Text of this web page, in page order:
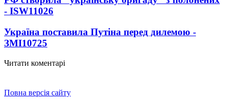
- ISW11026
Україна поставила Путіна перед дилемою -
ЗМІ10725
Читати коментарі
Повна версія сайту